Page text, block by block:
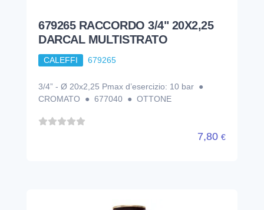
679265 RACCORDO 3/4" 20X2,25
DARCAL MULTISTRATO
CALEFFI 679265
3/4” - Ø 20x2,25 Pmax d’esercizio: 10 bar ●
CROMATO ● 677040 ● OTTONE
7,80 €